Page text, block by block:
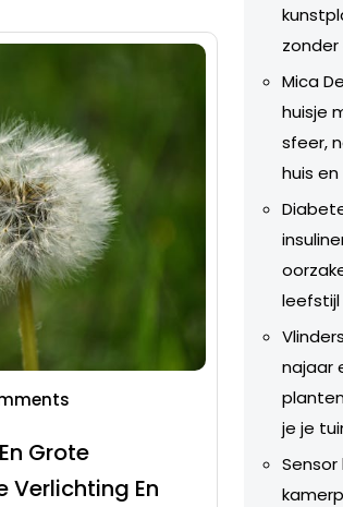
Grote
Verlichting En
Mica
huisje
sfeer,
huis
leefstijl
najaar
je je